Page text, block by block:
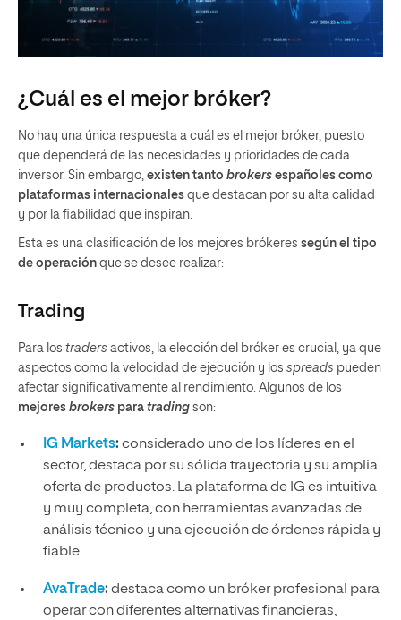
¿Cuál es el mejor bróker?
No hay una única respuesta a cuál es el mejor bróker, puesto
que dependerá de las necesidades y prioridades de cada
inversor. Sin embargo, existen tanto brokers españoles como
plataformas internacionales que destacan por su alta calidad
y por la fiabilidad que inspiran.
Esta es una clasificación de los mejores brókeres según el tipo
de operación que se desee realizar:
Trading
Para los traders activos, la elección del bróker es crucial, ya que
aspectos como la velocidad de ejecución y los spreads pueden
afectar significativamente al rendimiento. Algunos de los
mejores brokers para trading son:
IG Markets: considerado uno de los líderes en el
sector, destaca por su sólida trayectoria y su amplia
oferta de productos. La plataforma de IG es intuitiva
y muy completa, con herramientas avanzadas de
análisis técnico y una ejecución de órdenes rápida y
fiable.
AvaTrade: destaca como un bróker profesional para
operar con diferentes alternativas financieras,